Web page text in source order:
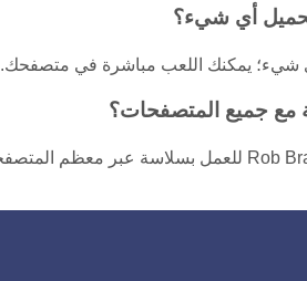
أي شيء؟
شيء؛ يمكنك اللعب مباشرة في متصفحك.
مع جميع المتصفحات؟